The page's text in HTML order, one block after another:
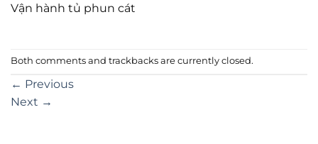
Vận hành tủ phun cát
Both comments and trackbacks are currently closed.
← Previous
Next →